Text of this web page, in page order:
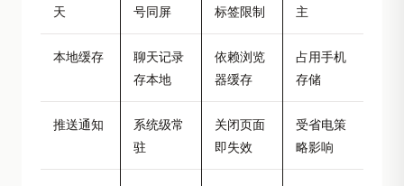
天
号同屏
标签限制
主
本地缓存
聊天记录
存本地
依赖浏览
器缓存
占用手机
存储
推送通知
系统级常
驻
关闭页面
即失效
受省电策
略影响